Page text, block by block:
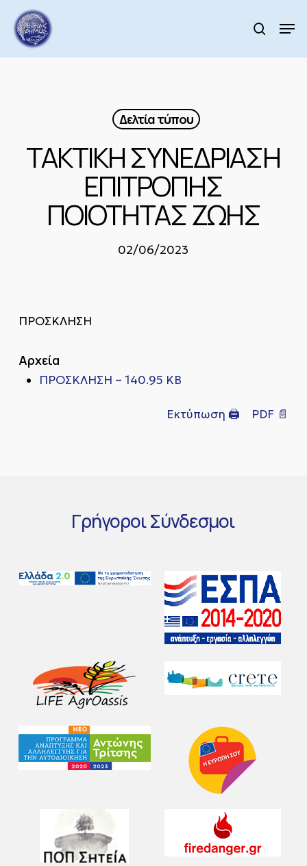
main
content
search
Δελτία τύπου
ΤΑΚΤΙΚΗ ΣΥΝΕΔΡΙΑΣΗ
ΕΠΙΤΡΟΠΗΣ
ΠΟΙΟΤΗΤΑΣ ΖΩΗΣ
02/06/2023
ΠΡΟΣΚΛΗΣΗ
Αρχεία
ΠΡΟΣΚΛΗΣΗ – 140.95 KB
Εκτύπωση 🖨 PDF 📄
ΓρήγοροιΣύνδεσμοι
Menu